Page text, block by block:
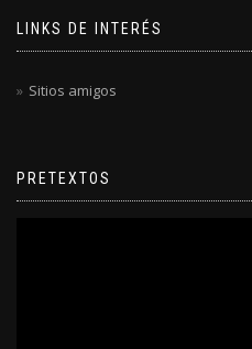
LINKS DE INTERÉS
Sitios amigos
PRETEXTOS